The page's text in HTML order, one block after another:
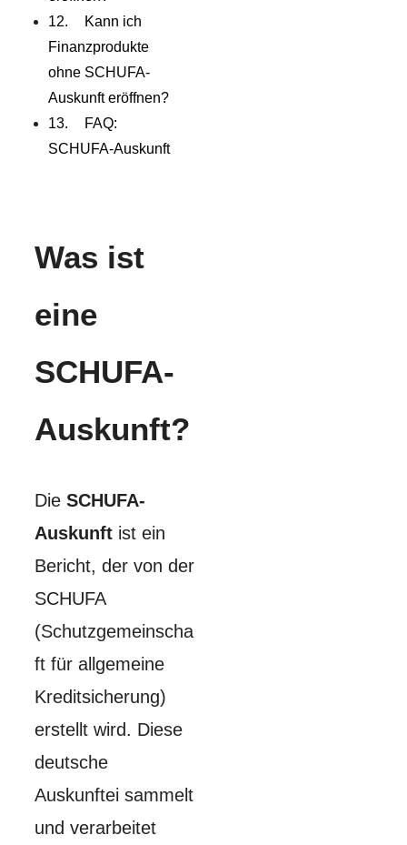
Kann ich
Finanzprodukte
ohne SCHUFA-
Auskunft eröffnen?
FAQ:
SCHUFA-Auskunft
Was ist
eine
SCHUFA-
Auskunft?
Die SCHUFA-
Auskunft ist ein
Bericht, der von der
SCHUFA
(Schutzgemeinscha
ft für allgemeine
Kreditsicherung)
erstellt wird. Diese
deutsche
Auskunftei sammelt
und verarbeitet